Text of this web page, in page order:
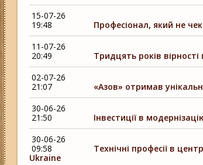
15-07-26
19:48
Професіонал, який не
11-07-26
20:49
Тридцять років
02-07-26
21:07
«Азов» отримав
30-06-26
21:50
Інвестиції в
30-06-26
09:58
Технічні професії в
Ukraine